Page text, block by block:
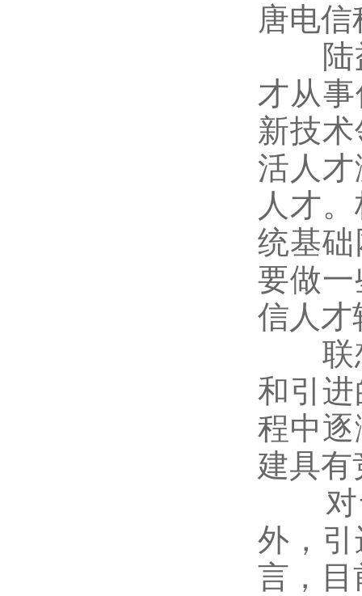
唐电
陆益
才从
新技
活人
人才
统基
要做
信人才
联想
和引
程中
建具有
对于
外，
言，目